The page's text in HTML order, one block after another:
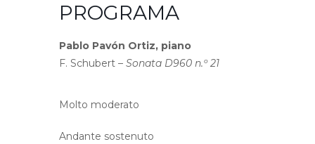
PROGRAMA
Pablo Pavón Ortiz, piano
F. Schubert – Sonata D960 n.º 21
Molto moderato
Andante sostenuto